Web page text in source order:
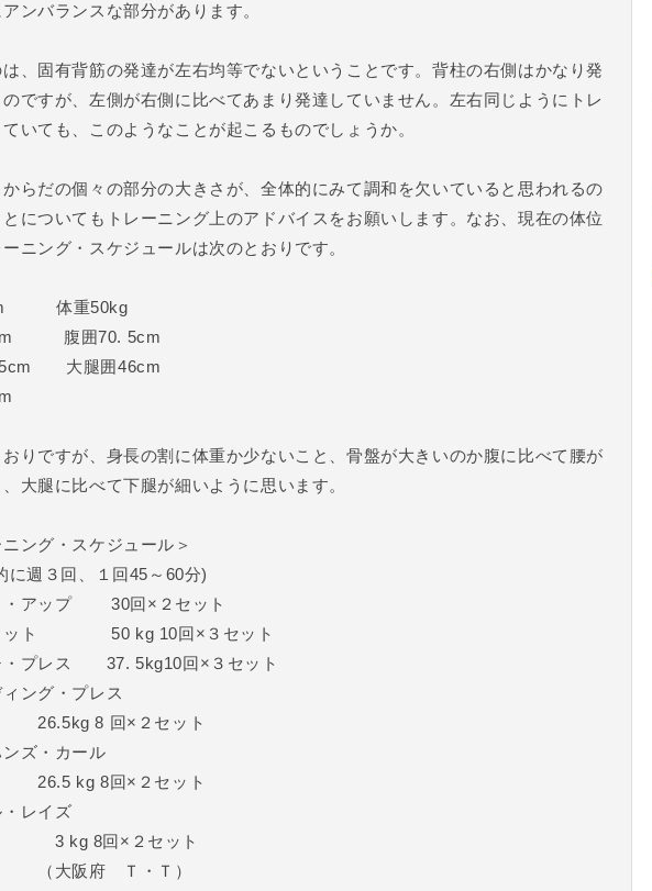
ンバランスな部分があります。
、固有背筋の発達が左右均等でないということです。背柱の右側はかなり発
ですが、左側が右側に比べてあまり発達していません。左右同じようにトレ
いても、このようなことが起こるものでしょうか。
らだの個々の部分の大きさが、全体的にみて調和を欠いていると思われるの
についてもトレーニング上のアドバイスをお願いします。なお、現在の体位
ニング・スケジュールは次のとおりです。
体重50kg
腹囲70. 5cm
大腿囲46cm
りですが、身長の割に体重か少ないこと、骨盤が大きいのか腹に比べて腰が
大腿に比べて下腿が細いように思います。
ング・スケジュール＞
週３回、１回45～60分)
アップ 30回×２セット
ット 50 kg 10回×３セット
プレス 37. 5kg10回×３セット
ング・プレス
8 回×２セット
ズ・カール
8回×２セット
レイズ
回×２セット
（大阪府 Ｔ・Ｔ）